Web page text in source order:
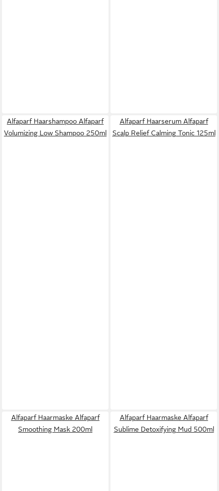
Alfaparf Haarshampoo Alfaparf
Volumizing Low Shampoo 250ml
Alfaparf Haarserum Alfaparf
Scalp Relief Calming Tonic 125ml
Alfaparf Haarmaske Alfaparf
Smoothing Mask 200ml
Alfaparf Haarmaske Alfaparf
Sublime Detoxifying Mud 500ml